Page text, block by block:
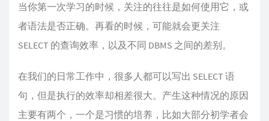
当你第一次学习的时候，关注的往往是如何使用它，或
者语法是否正确。再看的时候，可能就会更关注
SELECT 的查询效率，以及不同 DBMS 之间的差别。
在我们的日常工作中，很多人都可以写出 SELECT 语
句，但是执行的效率却相差很大。产生这种情况的原因
主要有两个，一个是习惯的培养，比如大部分初学者会